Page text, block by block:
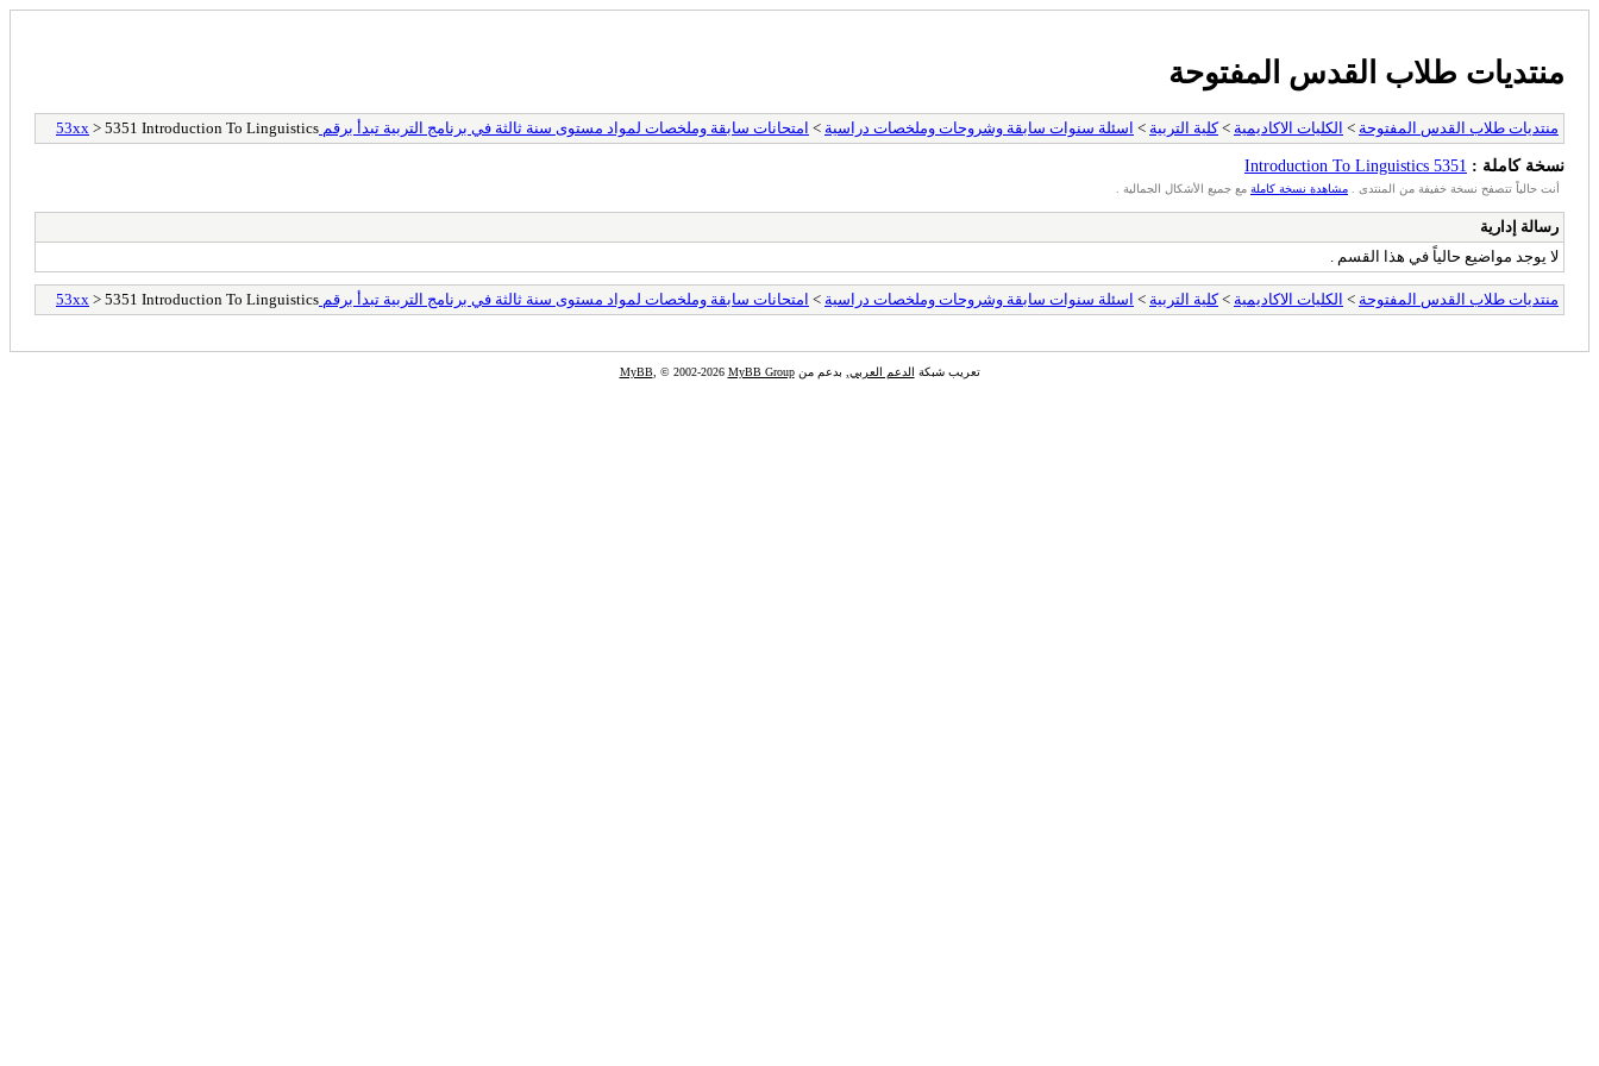
منتديات طلاب القدس المفتوحة
منتديات طلاب القدس المفتوحة > الكليات الاكاديمية >كلية التربية > اسئلة سنوات سابقة وشروحات وملخصات دراسية > امتحانات سابقة وملخصات لمواد مستوى سنة ثالثة في برنامج التربية تبدأ برقم 53xx > 5351 Introduction To Linguistics
نسخة كاملة : 5351 Introduction To Linguistics
أنت حالياً تتصفح نسخة خفيفة من المنتدى . مشاهدة نسخة كاملة مع جميع الأشكال الجمالية .
رسالة إدارية
لا يوجد مواضيع حالياً في هذا القسم .
منتديات طلاب القدس المفتوحة > الكليات الاكاديمية >كلية التربية > اسئلة سنوات سابقة وشروحات وملخصات دراسية > امتحانات سابقة وملخصات لمواد مستوى سنة ثالثة في برنامج التربية تبدأ برقم 53xx > 5351 Introduction To Linguistics
تعريب شبكة الدعم العربي , بدعم من MyBB, © 2002-2026 MyBB Group